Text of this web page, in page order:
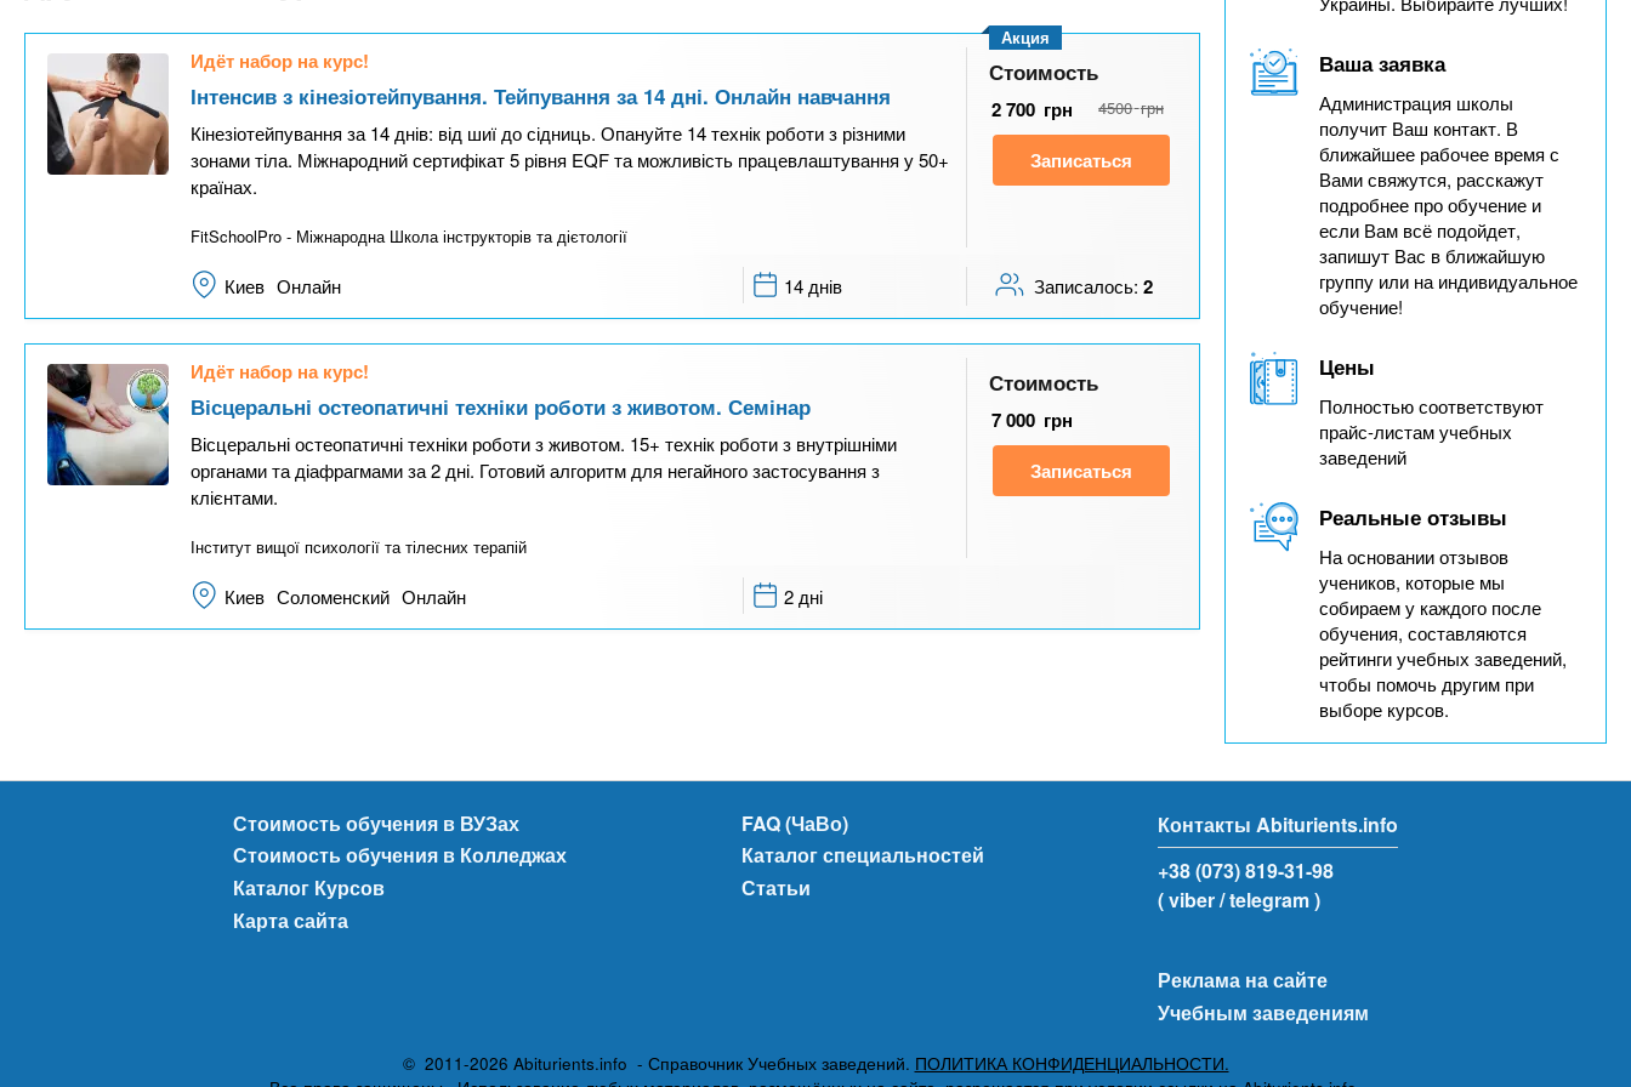
n
s
i
n
o
й
Идёт набор на курс!
Інтенсив з кінезіотейпування. Тейпування за 14 дні. Онлайн навчання
Кінезіотейпування за 14 днів: від шиї до сідниць. Опануйте 14 технік роботи з різними
зонами тіла. Міжнародний сертифікат 5 рівня EQF та можливість працевлаштування у 50+
країнах.
FitSchoolPro - Міжнародна Школа інструкторів та дієтології
Акция
Стоимость
2 700 грн 4500 грн
Записаться
Киев Онлайн 14 днів Записалось: 2
Идёт набор на курс!
Вісцеральні остеопатичні техніки роботи з животом. Семінар
Вісцеральні остеопатичні техніки роботи з животом. 15+ технік роботи з внутрішніми
органами та діафрагмами за 2 дні. Готовий алгоритм для негайного застосування з
клієнтами.
Інститут вищої психології та тілесних терапій
Стоимость
7 000 грн
Записаться
Киев Соломенский Онлайн 2 дні
Ваша заявка
Администрация школы
получит Ваш контакт. В
ближайшее рабочее время с
Вами свяжутся, расскажут
подробнее про обучение и
если Вам всё подойдет,
запишут Вас в ближайшую
группу или на индивидуальное
обучение!
Цены
Полностью соответствуют
прайс-листам учебных
заведений
Реальные отзывы
На основании отзывов
учеников, которые мы
собираем у каждого после
обучения, составляются
рейтинги учебных заведений,
чтобы помочь другим при
выборе курсов.
Стоимость обучения в ВУЗах
Стоимость обучения в Колледжах
Каталог Курсов
Карта сайта
FAQ (ЧаВо)
Каталог специальностей
Статьи
Контакты Abiturients.info
+38 (073) 819-31-98
( viber/ telegram )
Реклама на сайте
Учебным заведениям
© 2011-2026 Abiturients.info - Справочник Учебных заведений. ПОЛИТИКА КОНФИДЕНЦИАЛЬНОСТИ.